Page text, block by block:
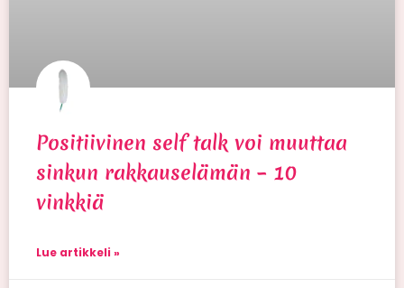
Positiivinen self talk voi muuttaa
sinkun rakkauselämän – 10
vinkkiä
Lue artikkeli »